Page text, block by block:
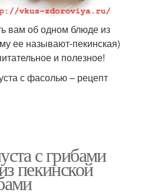
вам об одном блюде из
ее называют-пекинская)
и полезное!
с фасолью – рецепт
с грибами
пекинской